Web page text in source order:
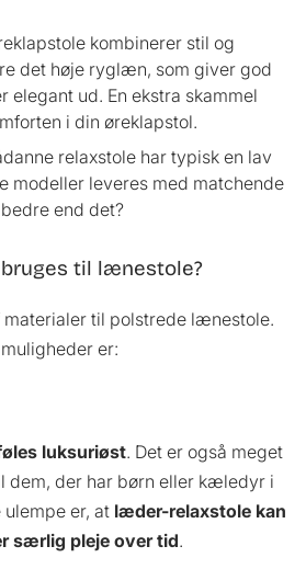
kombinerer stil og
det høje ryglæn, som giver god
elegant ud. En ekstra skammel
i din øreklapstol.
relaxstole har typisk en lav
modeller leveres med matchende
end det?
til lænestole?
til polstrede lænestole.
er:
luksuriøst. Det er også meget
dem, der har børn eller kæledyr i
ulempe er, at læder-relaxstole kan
særlig pleje over tid.